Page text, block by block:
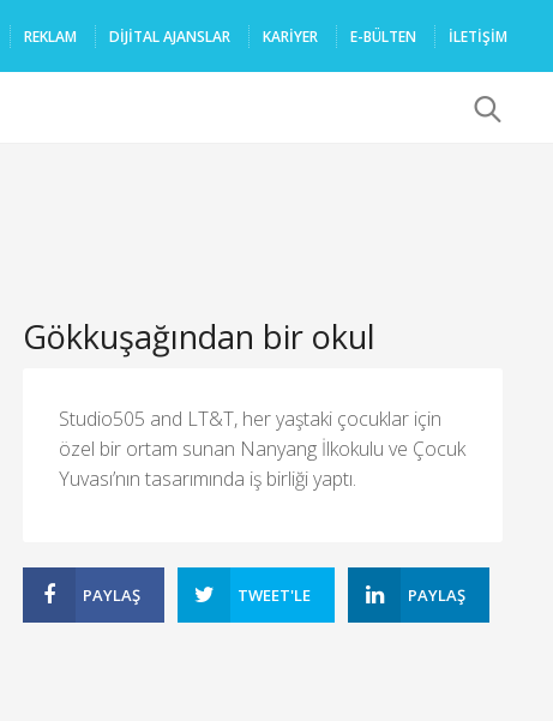
REKLAM DIJITAL AJANSLAR KARIYER E-BÜLTEN İLETİŞİM
Gökkuşağından bir okul
Studio505 and LT&T, her yaştaki çocuklar için
özel bir ortam sunan Nanyang İlkokulu ve Çocuk
Yuvası’nın tasarımında iş birliği yaptı.
PAYLAŞ TWEET'LE PAYLAŞ